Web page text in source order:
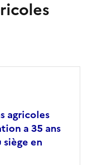
agricoles
a 35 ans
en